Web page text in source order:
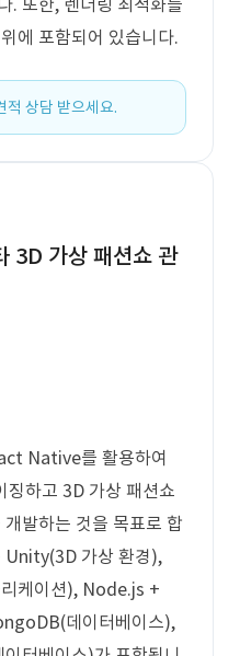
. 또한, 렌더링 최적화를
에 포함되어 있습니다.
적 상담 받으세요.
3D 가상 패션쇼 관
Native를 활용하여
징하고 3D 가상 패션쇼
발하는 것을 목표로 합
Unity(3D 가상 환경),
케이션), Node.js +
데이터베이스),